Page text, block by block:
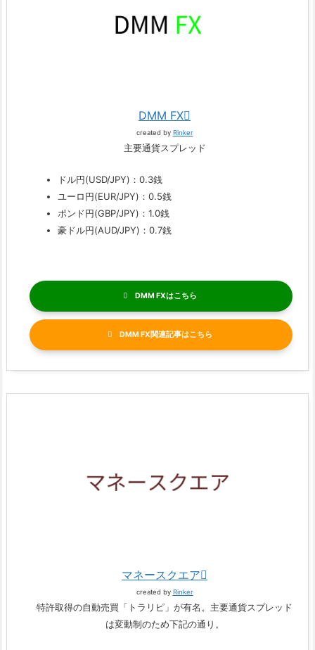
DMM FX
created by Rinker
主要通貨スプレッド
ドル円(USD/JPY)：0.3銭
ユーロ円(EUR/JPY)：0.5銭
ポンド円(GBP/JPY)：1.0銭
豪ドル円(AUD/JPY)：0.7銭
DMM FX
DMM FX関連記事
マネースクエア
created by Rinker
特許取得の自動売買「トラリピ」が有名。主要通貨スプレッド
は変動制のため下記の通り。